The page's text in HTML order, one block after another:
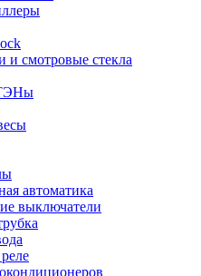
и смотровые стекла
автоматика
выключатели